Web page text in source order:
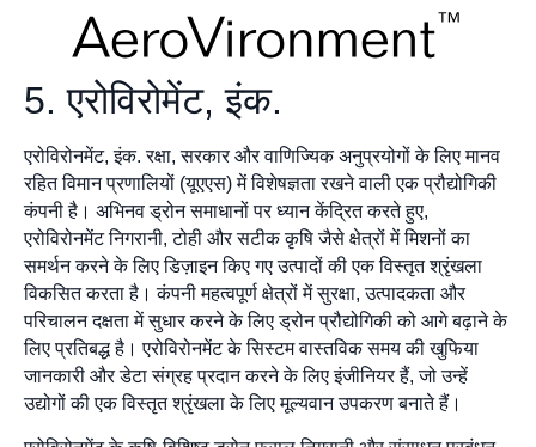
5. एरोविरोमेंट, इंक.
एरोविरोनमेंट, इंक. रक्षा, सरकार और वाणिज्यिक अनुप्रयोगों के लिए मानव
रहित विमान प्रणालियों (यूएएस) में विशेषज्ञता रखने वाली एक प्रौद्योगिकी
कंपनी है। अभिनव ड्रोन समाधानों पर ध्यान केंद्रित करते हुए,
एरोविरोनमेंट निगरानी, टोही और सटीक कृषि जैसे क्षेत्रों में मिशनों का
समर्थन करने के लिए डिज़ाइन किए गए उत्पादों की एक विस्तृत श्रृंखला
विकसित करता है। कंपनी महत्वपूर्ण क्षेत्रों में सुरक्षा, उत्पादकता और
परिचालन दक्षता में सुधार करने के लिए ड्रोन प्रौद्योगिकी को आगे बढ़ाने के
लिए प्रतिबद्ध है। एरोविरोनमेंट के सिस्टम वास्तविक समय की खुफिया
जानकारी और डेटा संग्रह प्रदान करने के लिए इंजीनियर हैं, जो उन्हें
उद्योगों की एक विस्तृत श्रृंखला के लिए मूल्यवान उपकरण बनाते हैं।